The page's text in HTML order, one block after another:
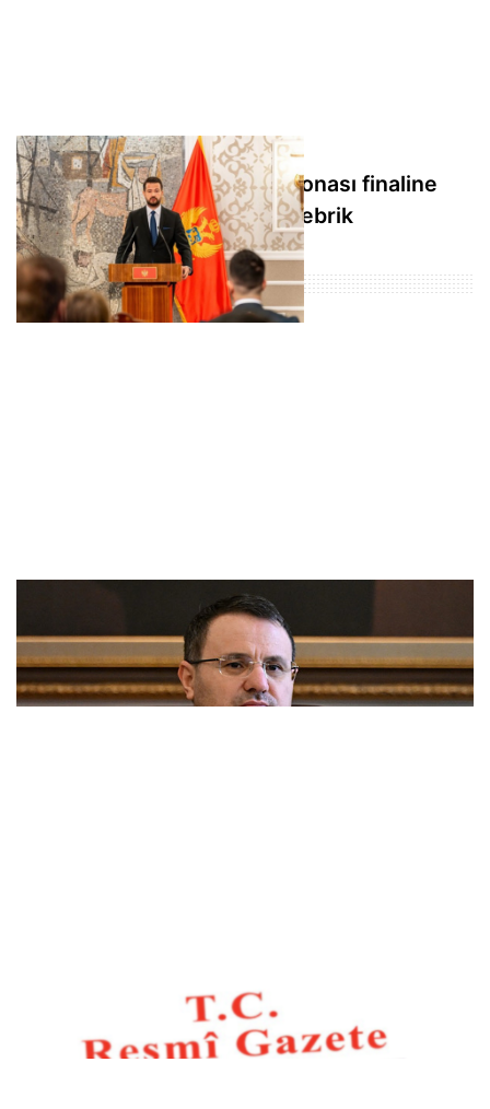
Milatovic'ten Dünya Şampiyonası finaline
yükselen hentbol takımına tebrik
Populer Haberler
Bakan Gürlek, Iğdır'da adliye lojmanlarının
açılışını yaptı
Resmi Gazete başlıkları